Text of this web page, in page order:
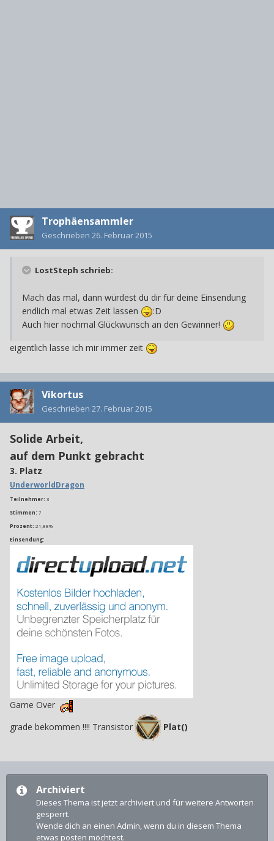
Trophäensammler
Geschrieben 26. Februar 2015
LostSteph schrieb:
Mach das mal, dann würdest du dir für deine Einsendung
endlich mal etwas Zeit lassen
:D
Auch hier nochmal Glückwunsch an den Gewinner!
eigentlich lasse ich mir immer zeit
Vikortus
Geschrieben 27. Februar 2015
Solide Arbeit,
auf dem Punkt gebracht
3. Platz
UnderworldDragon
Teilnehmer: 3
Stimmen: 7
Prozent: 21,88%
Einsendung:
Game Over
grade bekommen !!!! Transistor
Plat()
Archiviert
Dieses Thema ist jetzt archiviert und für weitere Antworten
gesperrt.
Wende dich an einen Admin, wenn du in diesem Thema
etwas posten möchtest.